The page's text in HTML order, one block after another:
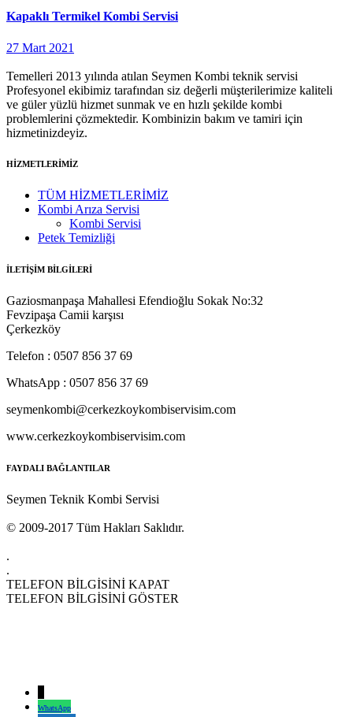
Kapaklı Termikel Kombi Servisi
27 Mart 2021
Temelleri 2013 yılında atılan Seymen Kombi teknik servisi
Profesyonel ekibimiz tarafından siz değerli müşterilerimize kaliteli
ve güler yüzlü hizmet sunmak ve en hızlı şekilde kombi
problemlerini çözmektedir. Kombinizin bakım ve tamiri için
hizmetinizdeyiz.
HİZMETLERİMİZ
TÜM HİZMETLERİMİZ
Kombi Arıza Servisi
Kombi Servisi
Petek Temizliği
İLETİŞİM BİLGİLERİ
Gaziosmanpaşa Mahallesi Efendioğlu Sokak No:32
Fevzipaşa Camii karşısı
Çerkezköy
Telefon : 0507 856 37 69
WhatsApp : 0507 856 37 69
seymenkombi@cerkezkoykombiservisim.com
www.cerkezkoykombiservisim.com
FAYDALI BAĞLANTILAR
Seymen Teknik Kombi Servisi
© 2009-2017 Tüm Hakları Saklıdır.
.
.
TELEFON BİLGİSİNİ KAPAT
TELEFON BİLGİSİNİ GÖSTER
WhatsApp